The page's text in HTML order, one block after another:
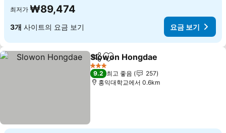
최저가 ₩89,474
3개 사이트의 요금 보기 요금 보기
공유 즐겨찾기에 추가
Slowon Hongdae
3 성급
9.2 최고 좋음
257
홍익대학교에서 0.6km